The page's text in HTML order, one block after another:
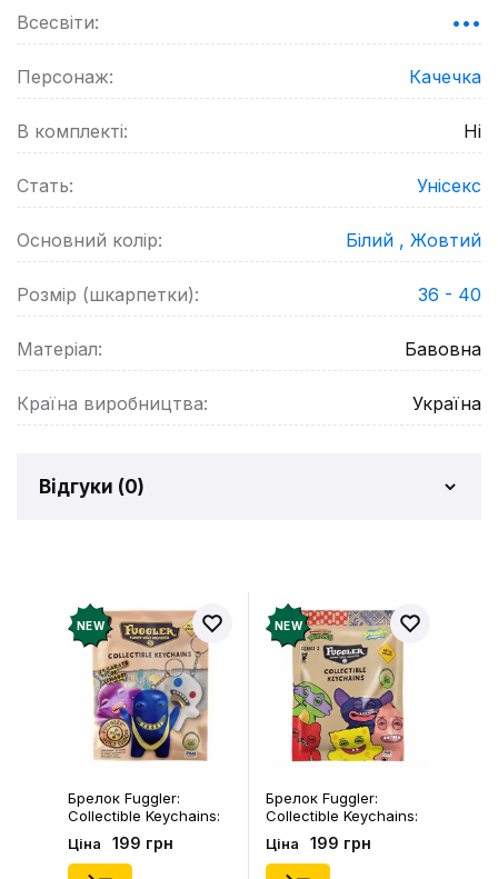
Всесвіти: •••
Персонаж: Качечка
В комплекті: Ні
Стать: Унісекс
Основний колір: Білий , Жовтий
Розмір (шкарпетки): 36 - 40
Матеріал: Бавовна
Країна виробництва: Україна
Відгуки (0)
Додайте відгук і отримайте 50 грн на свій
рахунок
Залишити відгук
NEW
Брелок Fuggler:
Collectible Keychains:
Gold Edition: Series 3
(Blind Box: 1 з 24),
(11550)
Ціна 199 грн
NEW
Брелок Fuggler:
Collectible Keychains:
Series 2 (Blind Box: 1 з
46), (15475)
Ціна 199 грн